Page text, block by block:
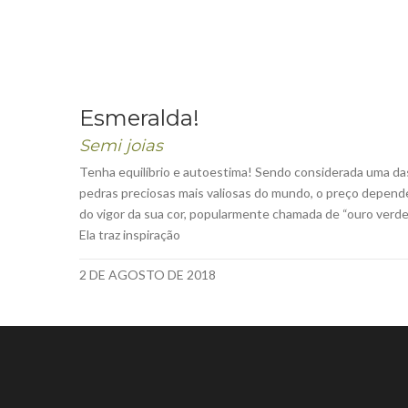
Esmeralda!
Semi joias
Tenha equilíbrio e autoestima! Sendo considerada uma
pedras preciosas mais valiosas do mundo, o preço
do vigor da sua cor, popularmente chamada de “ouro
Ela traz inspiração
2 DE AGOSTO DE 2018